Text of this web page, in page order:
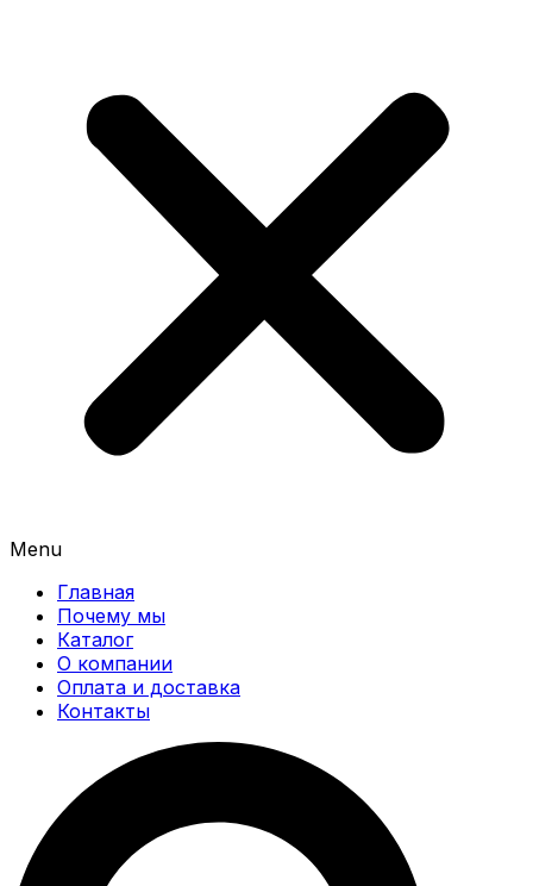
Menu
Главная
Почему мы
Каталог
О компании
Оплата и доставка
Контакты